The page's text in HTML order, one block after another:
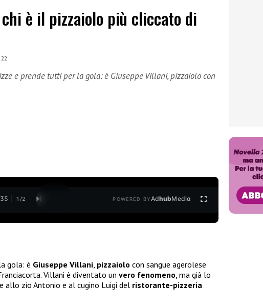
è il pizzaiolo più cliccato di
e prende tutti per la gola: è Giuseppe Villani, pizzaiolo con
1 /2 POWERED BYAdhubMedia
gola: è Giuseppe Villani, pizzaiolo con sangue agerolese
Villani è diventato un vero fenomeno, ma già lo
allo zio Antonio e al cugino Luigi del ristorante-pizzeria